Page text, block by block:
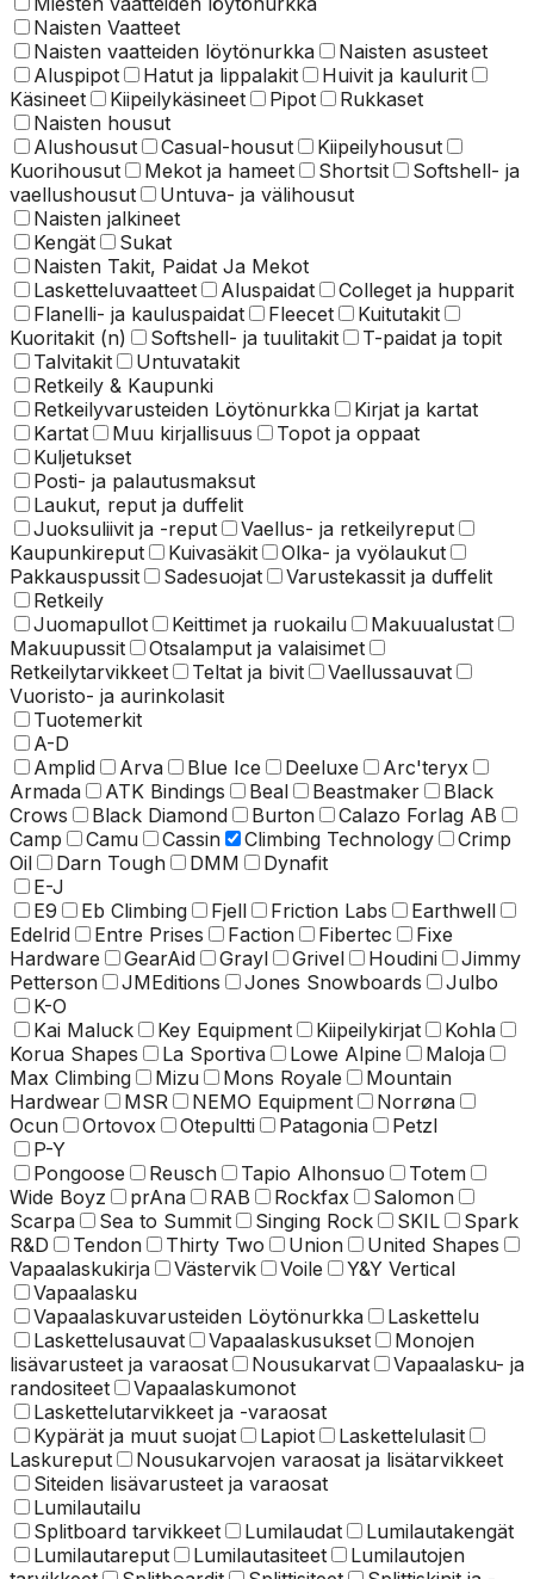
Naisten Vaatteet
Naisten vaatteiden löytönurkka
Naisten asusteet
Aluspipot
Hatut ja lippalakit
Huivit ja kaulurit
Käsineet
Kiipeilykäsineet Pipot
Rukkaset
Naisten housut
Alushousut
Casual-housut
Kiipeilyhousut
Kuorihousut
Mekot ja hameet Shortsit
Softshell- ja
vaellushousut
Untuva- ja välihousut
Naisten jalkineet
Kengät
Sukat
Naisten Takit, Paidat Ja Mekot
Lasketteluvaatteet
Aluspaidat
Colleget ja hupparit
Flanelli- ja kauluspaidat
Fleecet
Kuitutakit
Kuoritakit (n)
Softshell- ja tuulitakit
T-paidat ja topit
Talvitakit
Untuvatakit
Retkeily & Kaupunki
Retkeilyvarusteiden Löytönurkka
Kirjat ja kartat
Kartat
Muu kirjallisuus
Topot ja oppaat
Kuljetukset
Posti- ja palautusmaksut
Laukut, reput ja duffelit
Juoksuliivit ja -reput
Vaellus- ja retkeilyreput
Kaupunkireput
Kuivasäkit
Olka- ja vyölaukut
Pakkauspussit
Sadesuojat
Varustekassit ja duffelit
Retkeily
Juomapullot
Keittimet ja ruokailu
Makuualustat
Makuupussit
Otsalamput ja valaisimet
Retkeilytarvikkeet
Teltat ja bivit
Vaellussauvat
Vuoristo- ja aurinkolasit
Tuotemerkit
A-D
Amplid
Arva Blue Ice Deeluxe
Arc'teryx
Armada
ATK Bindings Beal Beastmaker
Black
Crows
Black Diamond Burton
Calazo Forlag AB
Camp
Camu Cassin Climbing Technology
Crimp
Oil
Darn Tough DMM
Dynafit
E-J
E9
Eb Climbing Fjell Friction Labs
Earthwell
Edelrid
Entre Prises Faction Fibertec
Fixe
Hardware
GearAid Grayl Grivel Houdini
Jimmy
Petterson
JMEditions Jones Snowboards
Julbo
K-O
Kai Maluck
Key Equipment Kiipeilykirjat
Kohla
Korua Shapes
La Sportiva Lowe Alpine
Maloja
Max Climbing
Mizu Mons Royale
Mountain
Hardwear
MSR NEMO Equipment
Norrøna
Ocun
Ortovox Otepultti Patagonia
Petzl
P-Y
Pongoose
Reusch Tapio Alhonsuo
Totem
Wide Boyz
prAna RAB Rockfax
Salomon
Scarpa
Sea to Summit Singing Rock SKIL
Spark
R&D
Tendon Thirty Two Union
United Shapes
Vapaalaskukirja
Västervik Voile
Y&Y Vertical
Vapaalasku
Vapaalaskuvarusteiden Löytönurkka
Laskettelu
Laskettelusauvat
Vapaalaskusukset
Monojen
lisävarusteet ja varaosat
Nousukarvat
Vapaalasku- ja
randositeet
Vapaalaskumonot
Laskettelu­tarvikkeet ja -varaosat
Kypärät ja muut suojat
Lapiot
Laskettelulasit
Laskureput
Nousukarvojen varaosat ja lisätarvikkeet
Siteiden lisävarusteet ja varaosat
Lumilautailu
Splitboard tarvikkeet
Lumilaudat
Lumilautakengät
Lumilautareput
Lumilautasiteet
Lumilautojen